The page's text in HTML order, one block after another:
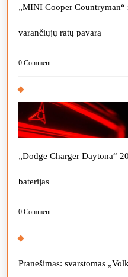
„MINI Cooper Countryman“
varančiųjų ratų pavarą
0 Comment
„Dodge Charger Daytona“
baterijas
0 Comment
Pranešimas: svarstomas